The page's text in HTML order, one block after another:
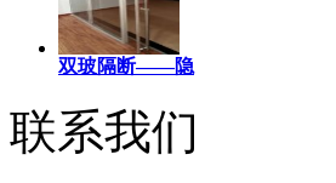
双玻隔断——隐
联系我们